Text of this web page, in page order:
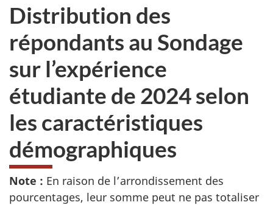
Distribution des
répondants au Sondage
sur l’expérience
étudiante de 2024 selon
les caractéristiques
démographiques
Note : En raison de l’arrondissement des
pourcentages, leur somme peut ne pas totaliser